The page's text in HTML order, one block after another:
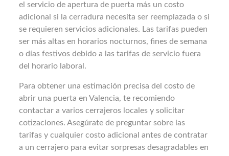
el servicio de apertura de puerta más un costo
adicional si la cerradura necesita ser reemplazada o si
se requieren servicios adicionales. Las tarifas pueden
ser más altas en horarios nocturnos, fines de semana
o días festivos debido a las tarifas de servicio fuera
del horario laboral.
Para obtener una estimación precisa del costo de
abrir una puerta en Valencia, te recomiendo
contactar a varios cerrajeros locales y solicitar
cotizaciones. Asegúrate de preguntar sobre las
tarifas y cualquier costo adicional antes de contratar
a un cerrajero para evitar sorpresas desagradables en